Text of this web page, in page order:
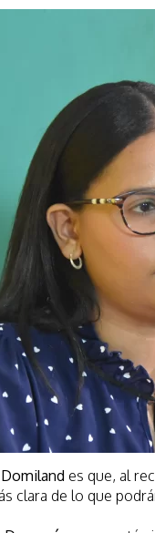
Domiland es que, al
clara de lo que